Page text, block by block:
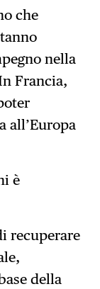
che
nella
Francia,
all’Europa
è
recuperare
della